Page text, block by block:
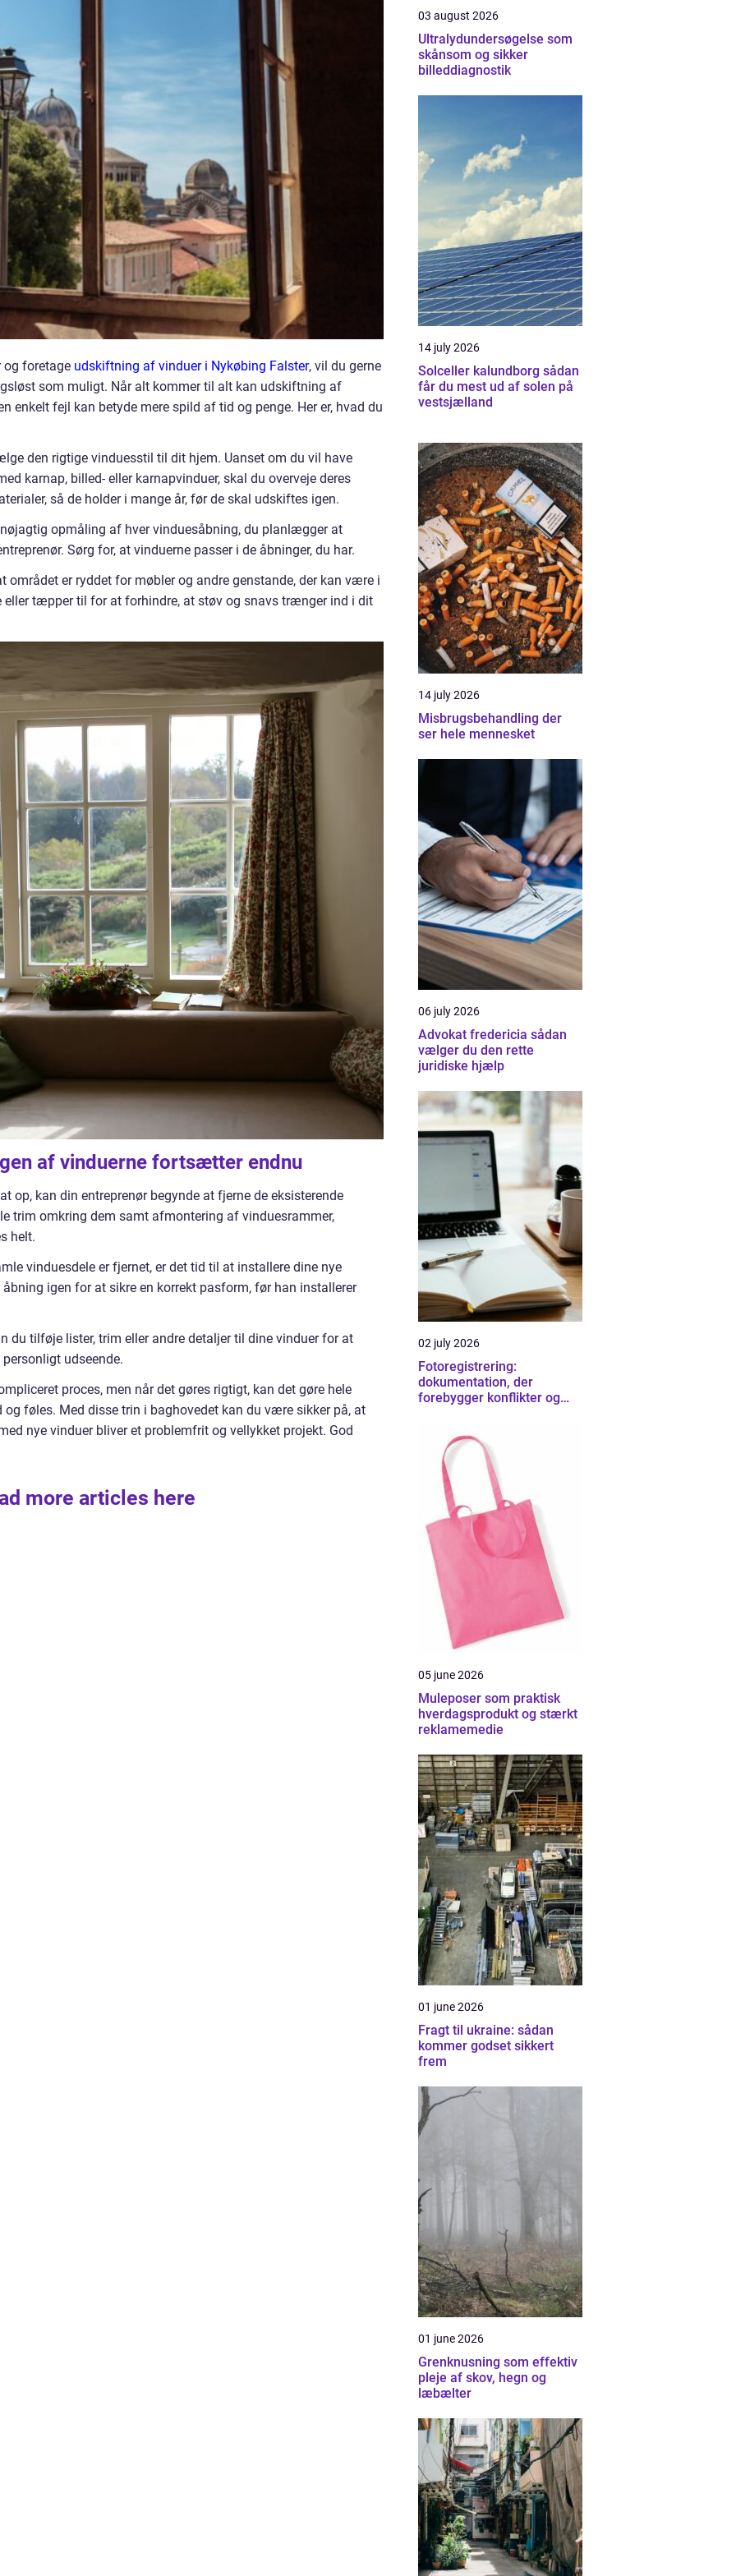
og foretage udskiftning af vinduer i Nykøbing Falster, vil du gerne
som muligt. Når alt kommer til alt kan udskiftning af
enkelt fejl kan betyde mere spild af tid og penge. Her er, hvad du
den rigtige vinduesstil til dit hjem. Uanset om du vil have
karnap, billed- eller karnapvinduer, skal du overveje deres
så de holder i mange år, før de skal udskiftes igen.
opmåling af hver vinduesåbning, du planlægger at
Sørg for, at vinduerne passer i de åbninger, du har.
området er ryddet for møbler og andre genstande, der kan være i
tæpper til for at forhindre, at støv og snavs trænger ind i dit
af vinduerne fortsætter endnu
op, kan din entreprenør begynde at fjerne de eksisterende
trim omkring dem samt afmontering af vinduesrammer,
helt.
vinduesdele er fjernet, er det tid til at installere dine nye
igen for at sikre en korrekt pasform, før han installerer
du tilføje lister, trim eller andre detaljer til dine vinduer for at
udseende.
proces, men når det gøres rigtigt, kan det gøre hele
føles. Med disse trin i baghovedet kan du være sikker på, at
nye vinduer bliver et problemfrit og vellykket projekt. God
more articles here
03 august 2026
Ultralydundersøgelse som
skånsom og sikker
billeddiagnostik
14 july 2026
Solceller kalundborg sådan
får du mest ud af solen på
vestsjælland
14 july 2026
Misbrugsbehandling der
ser hele mennesket
06 july 2026
Advokat fredericia sådan
vælger du den rette
juridiske hjælp
02 july 2026
Fotoregistrering:
dokumentation, der
forebygger konflikter og
05 june 2026
Muleposer som praktisk
hverdagsprodukt og stærkt
reklamemedie
01 june 2026
Fragt til ukraine: sådan
kommer godset sikkert
frem
01 june 2026
Grenknusning som effektiv
pleje af skov, hegn og
læbælter